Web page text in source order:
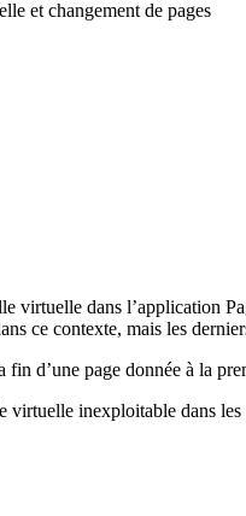
et changement de pages
virtuelle dans l’application
ce contexte, mais les
fin d’une page donnée à la
virtuelle inexploitable dans